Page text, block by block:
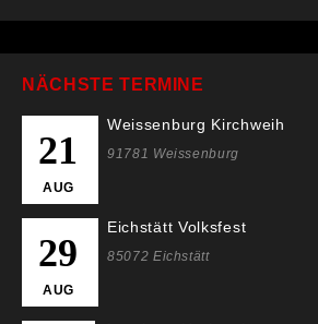
NÄCHSTE TERMINE
21
AUG
Weissenburg Kirchweih
91781 Weissenburg
29
AUG
Eichstätt Volksfest
85072 Eichstätt